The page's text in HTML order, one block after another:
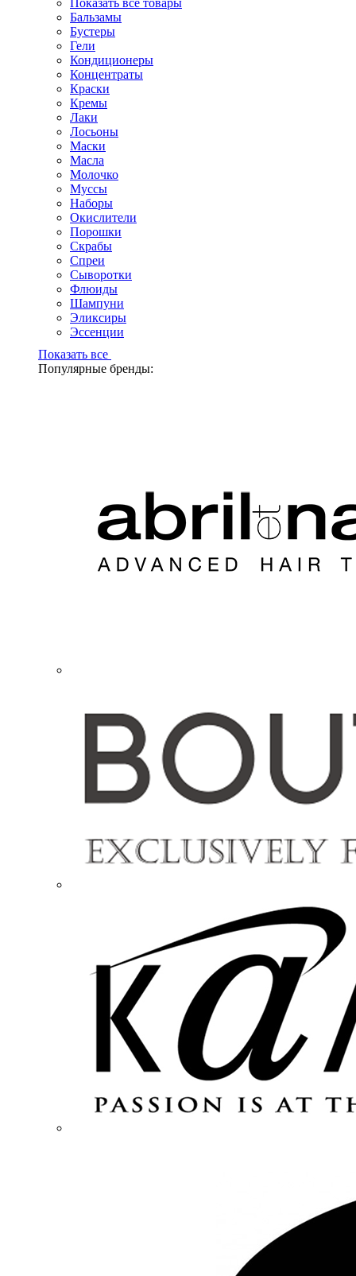
Показать все товары
Бальзамы
Бустеры
Гели
Кондиционеры
Концентраты
Краски
Кремы
Лаки
Лосьоны
Маски
Масла
Молочко
Муссы
Наборы
Окислители
Порошки
Скрабы
Спреи
Сыворотки
Флюиды
Шампуни
Эликсиры
Эссенции
Показать все
Популярные бренды: